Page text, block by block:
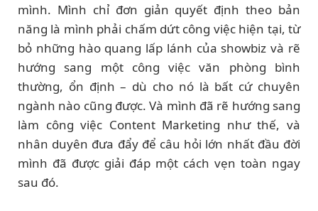
mình. Mình chỉ đơn giản quyết định theo bản
năng là mình phải chấm dứt công việc hiện tại, từ
bỏ những hào quang lấp lánh của showbiz và rẽ
hướng sang một công việc văn phòng bình
thường, ổn định – dù cho nó là bất cứ chuyên
ngành nào cũng được. Và mình đã rẽ hướng sang
làm công việc Content Marketing như thế, và
nhân duyên đưa đẩy để câu hỏi lớn nhất đầu đời
mình đã được giải đáp một cách vẹn toàn ngay
sau đó.